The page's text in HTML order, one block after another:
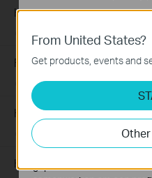
How to Troubleshoot No
Frequently asked questions
07-23-2024 351443views
How to Find the Model
01-12-2018 7625174
Hoe vind ik de hardware
From United States?
Get products, events and
Deze cookies zijn
website en kunnen niet
Cookies voor analyse
activiteiten op onze
functionaliteit van de
verbeteren.
Marketing cookies
geplaatst door externe